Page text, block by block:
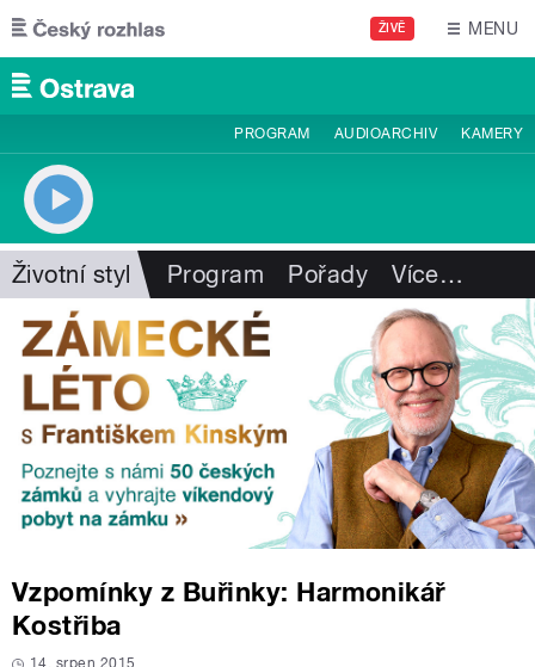
Přejít k hlavnímu obsahu
ŽIVĚ MENU
PROGRAM AUDIOARCHIV KAMERY
Životní styl Program Pořady Více…
Vzpomínky z Buřinky: Harmonikář
Kostřiba
14. srpen 2015